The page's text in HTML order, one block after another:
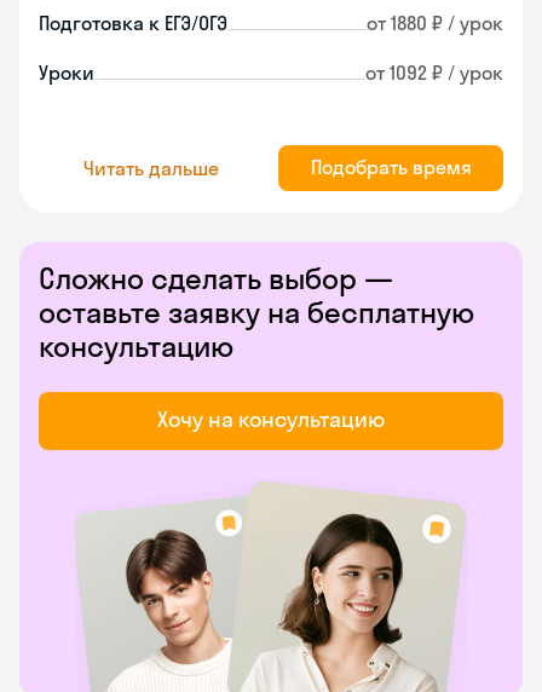
Подготовка к ЕГЭ/ОГЭ от 1880 ₽ / урок
Уроки от 1092 ₽ / урок
Читать дальше Подобрать время
Сложно сделать выбор —
оставьте заявку на бесплатную
консультацию
Хочу на консультацию